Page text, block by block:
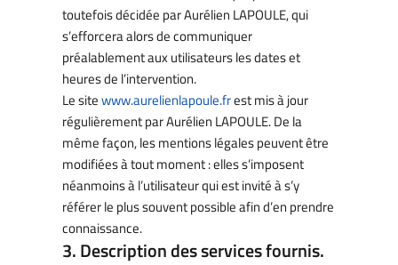
toutefois décidée par Aurélien LAPOULE, qui
s’efforcera alors de communiquer
préalablement aux utilisateurs les dates et
heures de l’intervention.
Le sitewww.aurelienlapoule.frest mis à jour
régulièrement par Aurélien LAPOULE. De la
même façon, les mentions légales peuvent être
modifiées à tout moment : elles s’imposent
néanmoins à l’utilisateur qui est invité à s’y
référer le plus souvent possible afin d’en prendre
connaissance.
3. Description des services fournis.